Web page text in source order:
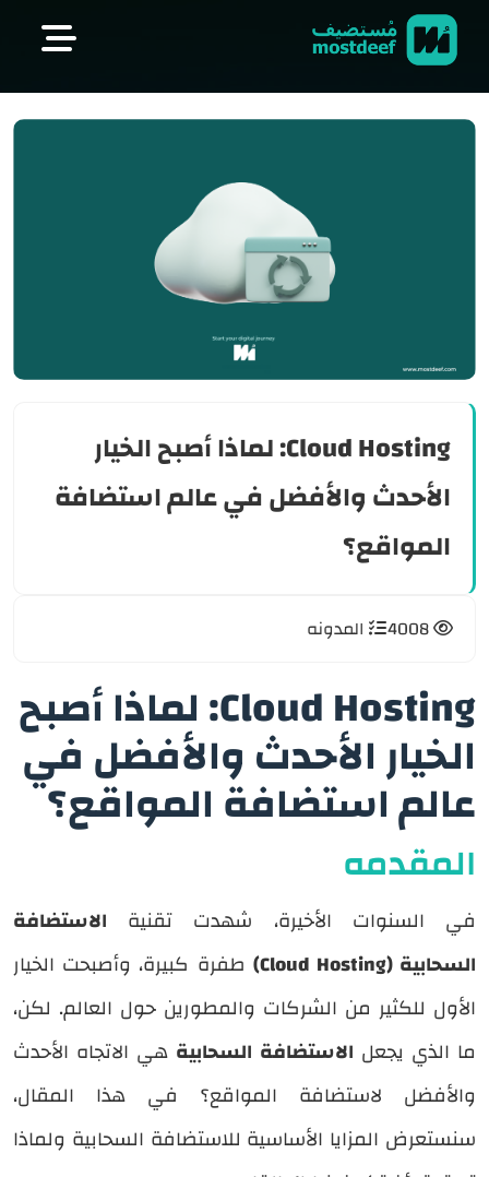
Cloud Hosting: لماذا أصبح الخيار
الأحدث والأفضل في عالم استضافة
المواقع؟
المدونه
Cloud Hosting: لماذا أصبح
الخيار الأحدث والأفضل في
عالم استضافة المواقع؟
المقدمه
في السنوات الأخيرة، شهدت تقنية الاستضافة
السحابية (Cloud Hosting)
طفرة كبيرة، وأصبحت الخيار
الأول للكثير من الشركات والمطورين حول العالم. لكن،
ما الذي يجعل الاستضافة السحابية هي الاتجاه الأحدث
والأفضل لاستضافة المواقع؟ في هذا المقال،
سنستعرض المزايا الأساسية للاستضافة السحابية ولماذا